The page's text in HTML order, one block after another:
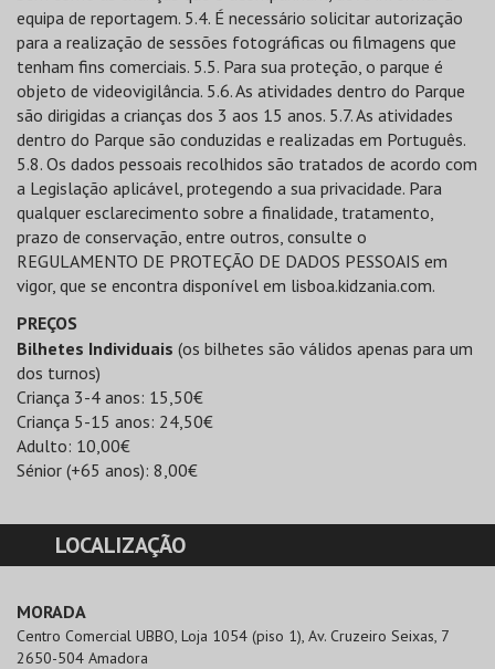
PREÇOS
Bilhetes Individuais (os bilhetes são válidos apenas para um
dos turnos)
Criança 3-4 anos: 15,50€
Criança 5-15 anos: 24,50€
Adulto: 10,00€
Sénior (+65 anos): 8,00€
LOCALIZAÇÃO
MORADA
Centro Comercial UBBO, Loja 1054 (piso 1), Av. Cruzeiro Seixas, 7
2650-504 Amadora